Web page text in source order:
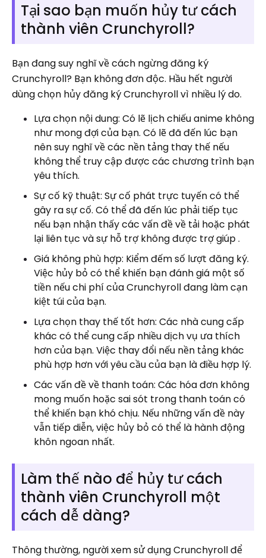
Tại sao bạn muốn hủy tư cách
thành viên Crunchyroll?
Bạn đang suy nghĩ về cách ngừng đăng ký
Crunchyroll? Bạn không đơn độc. Hầu hết người
dùng chọn hủy đăng ký Crunchyroll vì nhiều lý do.
Lựa chọn nội dung: Có lẽ lịch chiếu anime không
như mong đợi của bạn. Có lẽ đã đến lúc bạn
nên suy nghĩ về các nền tảng thay thế nếu
không thể truy cập được các chương trình bạn
yêu thích.
Sự cố kỹ thuật: Sự cố phát trực tuyến có thể
gây ra sự cố. Có thể đã đến lúc phải tiếp tục
nếu bạn nhận thấy các vấn đề về tải hoặc phát
lại liên tục và sự hỗ trợ không được trợ giúp .
Giá không phù hợp: Kiểm đếm số lượt đăng ký.
Việc hủy bỏ có thể khiến bạn đánh giá một số
tiền nếu chi phí của Crunchyroll đang làm cạn
kiệt túi của bạn.
Lựa chọn thay thế tốt hơn: Các nhà cung cấp
khác có thể cung cấp nhiều dịch vụ ưa thích
hơn của bạn. Việc thay đổi nếu nền tảng khác
phù hợp hơn với yêu cầu của bạn là điều hợp lý.
Các vấn đề về thanh toán: Các hóa đơn không
mong muốn hoặc sai sót trong thanh toán có
thể khiến bạn khó chịu. Nếu những vấn đề này
vẫn tiếp diễn, việc hủy bỏ có thể là hành động
khôn ngoan nhất.
Làm thế nào để hủy tư cách
thành viên Crunchyroll một
cách dễ dàng?
Thông thường, người xem sử dụng Crunchyroll để